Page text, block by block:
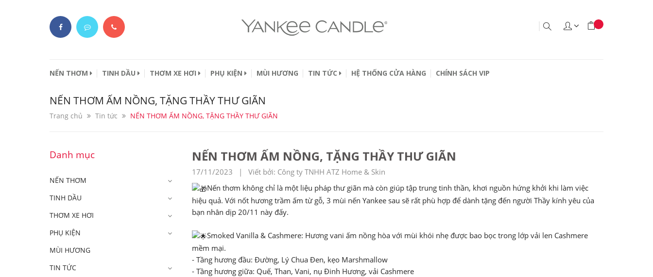
NẾN THƠM TINH DẦU THƠM XE HƠI PHỤ KIỆN MÙI HƯƠNG TIN TỨC HỆ THỐNG CỬA HÀNG CHÍNH SÁCH VIP
NẾN THƠM ẤM NỒNG, TẶNG THẦY THƯ GIÃN
Trang chủ Tin tức NẾN THƠM ẤM NỒNG, TẶNG THẦY THƯ GIÃN
NẾN THƠM ẤM NỒNG, TẶNG THẦY THƯ GIÃN
17/11/2023 | Viết bởi: Công ty TNHH ATZ Home & Skin
Nến thơm không chỉ là một liệu pháp thư giãn mà còn giúp tập trung tinh thần, khơi nguồn hứng khởi khi làm việc
hiệu quả. Với nốt hương trầm ấm từ gỗ, 3 mùi nến Yankee sau sẽ rất phù hợp để dành tặng đến người Thầy kính yêu của
bạn nhân dịp 20/11 này đấy.
Smoked Vanilla & Cashmere: Hương vani ấm nồng hòa với mùi khói nhẹ được bao bọc trong lớp vải len Cashmere
mềm mại.
- Tầng hương đầu: Đường, Lý Chua Đen, kẹo Marshmallow
- Tầng hương giữa: Quế, Than, Vani, nụ Đinh Hương, vải Cashmere
Danh mục
NẾN THƠM
TINH DẦU
THƠM XE HƠI
PHỤ KIỆN
MÙI HƯƠNG
TIN TỨC